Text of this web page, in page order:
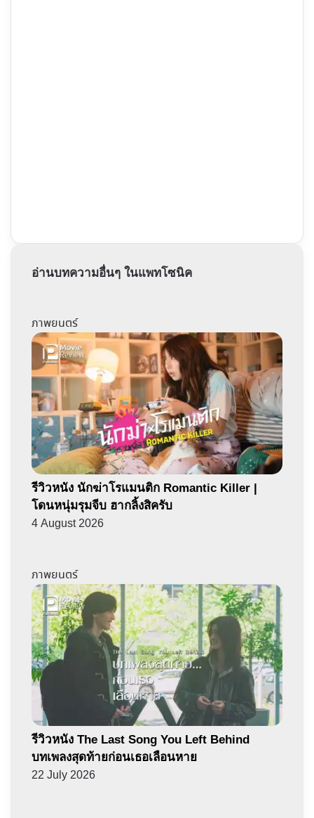
อ่านบทความอื่นๆ ในแพทโซนิค
ภาพยนตร์
รีวิวหนัง นักฆ่าโรแมนติก Romantic Killer |
โดนหนุ่มรุมจีบ ฮากลิ้งสิครับ
4 August 2026
ภาพยนตร์
รีวิวหนัง The Last Song You Left Behind
บทเพลงสุดท้ายก่อนเธอเลือนหาย
22 July 2026